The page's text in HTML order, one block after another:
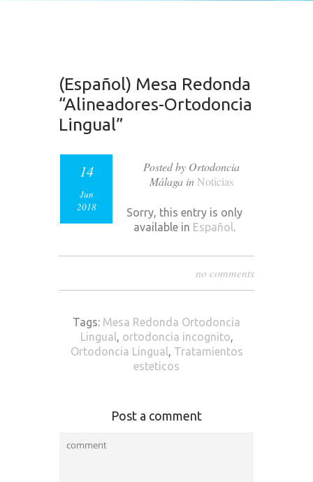
(Español) Mesa Redonda
“Alineadores-Ortodoncia
Lingual”
Posted by Ortodoncia
Málaga in Noticias
14
Jun
2018
Sorry, this entry is only
available in Español.
no comments
Tags: Mesa Redonda Ortodoncia
Lingual, ortodoncia incognito,
Ortodoncia Lingual, Tratamientos
esteticos
Post a comment